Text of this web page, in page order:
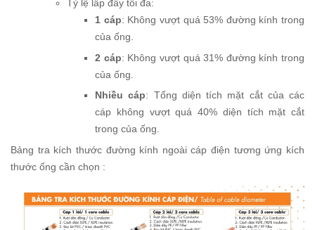
Tỷ lệ lấp đầy tối đa:
1 cáp: Không vượt quá 53% đường kính trong
của ống.
2 cáp: Không vượt quá 31% đường kính trong
của ống.
Nhiều cáp: Tổng diện tích mặt cắt của các
cáp không vượt quá 40% diện tích mặt cắt
trong của ống.
Bảng tra kích thước đường kính ngoài cáp điện tương ứng kích
thước ống cần chọn :